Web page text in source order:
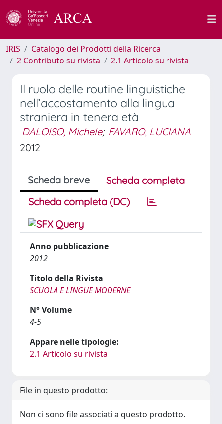
IRIS
Catalogo dei Prodotti della Ricerca
2 Contributo su rivista
2.1 Articolo su rivista
Il ruolo delle routine linguistiche
nell’accostamento alla lingua
straniera in tenera età
DALOISO, Michele; FAVARO, LUCIANA
2012
Scheda breve
Scheda completa
Scheda completa (DC)
Anno pubblicazione
2012
Titolo della Rivista
SCUOLA E LINGUE MODERNE
N° Volume
4-5
Appare nelle tipologie:
2.1 Articolo su rivista
File in questo prodotto:
Non ci sono file associati a questo prodotto.